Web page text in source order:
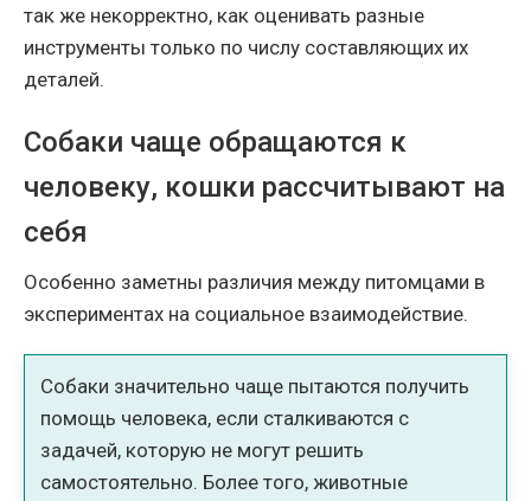
так же некорректно, как оценивать разные
инструменты только по числу составляющих их
деталей.
Собаки чаще обращаются к
человеку, кошки рассчитывают на
себя
Особенно заметны различия между питомцами в
экспериментах на социальное взаимодействие.
Собаки значительно чаще пытаются получить
помощь человека, если сталкиваются с
задачей, которую не могут решить
самостоятельно. Более того, животные